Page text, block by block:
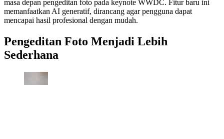
masa depan pengeditan foto pada keynote WWDC. Fitur baru ini
memanfaatkan AI generatif, dirancang agar pengguna dapat
mencapai hasil profesional dengan mudah.
Pengeditan Foto Menjadi Lebih
Sederhana